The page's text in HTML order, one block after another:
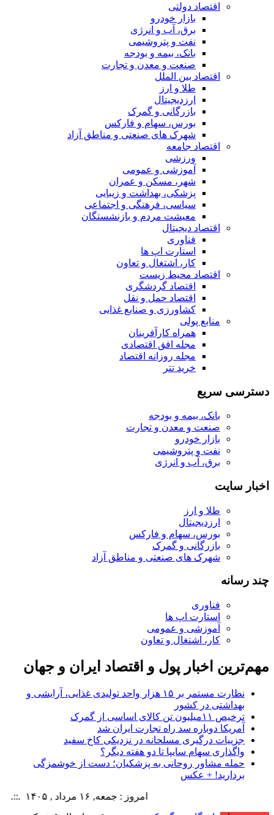
اقتصاد دولتی
بازار خودرو
برق، آب و انرژی
نفت و پتروشیمی
بانک، بیمه و بودجه
صنعت و معدن و تجارت
اقتصاد بین الملل
طلا و ارز
ارزدیجیتال
بازرگانی و گمرک
بورس، سهام و فارکس
شهرک های صنعتی و مناطق آزاد
اقتصاد جامعه
ورزشی
آموزشی و عمومی
شهر، مسکن و عمران
پزشکی، بهداشت و زیبایی
سیاسی، فرهنگی و اجتماعی
معیشت مردم و بازنشستگان
اقتصاد دیجیتال
فناوری
استارت اپ ها
کار، اشتغال و تعاون
اقتصاد محیط زیست
اقتصاد گردشگری
اقتصاد حمل و نقل
کشاورزی و صنایع غذایی
منابع پولی
همراه کارآفرینان
مجله افق اقتصادی
مجله روزانه اقتصاد
خرید تتر
دسترسی سریع
بانک، بیمه و بودجه
صنعت و معدن و تجارت
بازار خودرو
نفت و پتروشیمی
برق، آب و انرژی
اخبار سایت
طلا و ارز
ارزدیجیتال
بورس، سهام و فارکس
بازرگانی و گمرک
شهرک های صنعتی و مناطق آزاد
چند رسانه
فناوری
استارت اپ ها
آموزشی و عمومی
کار، اشتغال و تعاون
مهم‌ترین اخبار پول و اقتصاد ایران و جهان
نظارت مستمر بر ۱۵ هزار واحد تولیدی غذایی، آرایشی و
بهداشتی در کشور
ترخیص ۱۱میلیون تن کالای اساسی از گمرک
آمریکا دوباره سد راه تجارت ایران شد
جزییات درگیری مسلحانه در نزدیکی کاخ سفید
واگذاری سهام سایپا تا دو هفته دیگر؟
حمله مشاور روحانی به پزشکیان؛ دست از خوشمزگی
بردارید! + عکس
امروز : جمعه, ۱۶ مرداد , ۱۴۰۵ .::. برابر با : Friday, 7 August , 2026 .::. اخبار منتشر شده : 28 خبر